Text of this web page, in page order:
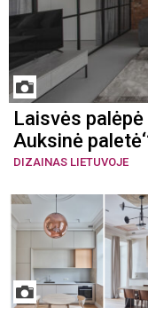
Laisvės
Auksinė
DIZAINAS LIETUVOJE